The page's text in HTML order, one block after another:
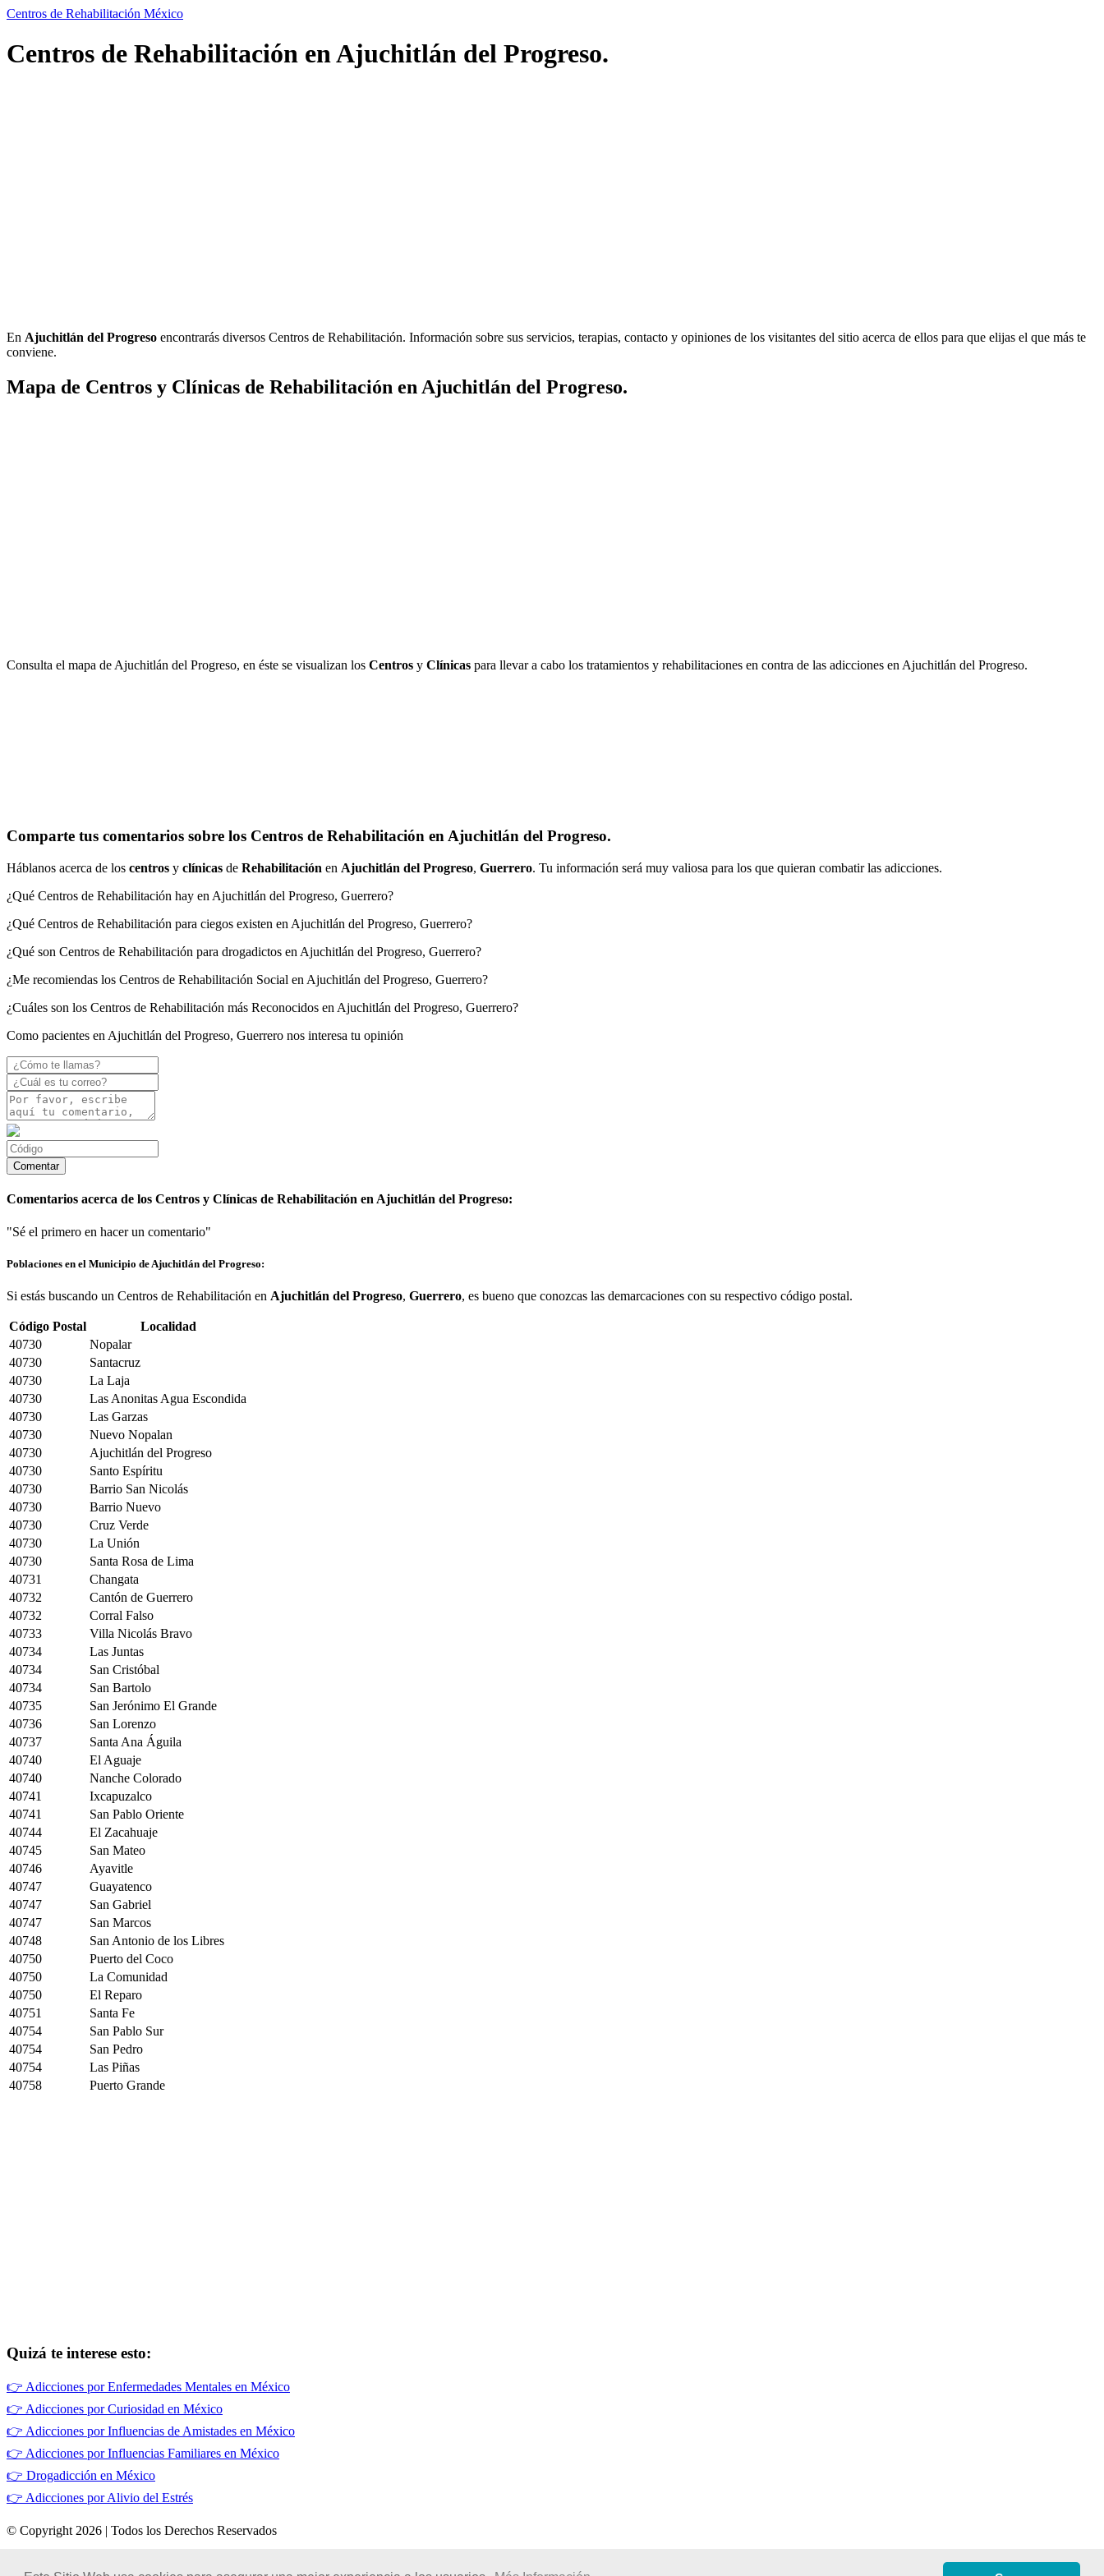
Centros de Rehabilitación México
Centros de Rehabilitación en Ajuchitlán del Progreso.
En Ajuchitlán del Progreso encontrarás diversos Centros de Rehabilitación. Información sobre sus servicios, terapias, contacto y opiniones de los visitantes del sitio acerca de ellos para que elijas el que más te
conviene.
Mapa de Centros y Clínicas de Rehabilitación en Ajuchitlán del Progreso.
Consulta el mapa de Ajuchitlán del Progreso, en éste se visualizan los Centros y Clínicas para llevar a cabo los tratamientos y rehabilitaciones en contra de las adicciones en Ajuchitlán del Progreso.
Comparte tus comentarios sobre los Centros de Rehabilitación en Ajuchitlán del Progreso.
Háblanos acerca de los centros y clínicas de Rehabilitación en Ajuchitlán del Progreso, Guerrero. Tu información será muy valiosa para los que quieran combatir las adicciones.
¿Qué Centros de Rehabilitación hay en Ajuchitlán del Progreso, Guerrero?
¿Qué Centros de Rehabilitación para ciegos existen en Ajuchitlán del Progreso, Guerrero?
¿Qué son Centros de Rehabilitación para drogadictos en Ajuchitlán del Progreso, Guerrero?
¿Me recomiendas los Centros de Rehabilitación Social en Ajuchitlán del Progreso, Guerrero?
¿Cuáles son los Centros de Rehabilitación más Reconocidos en Ajuchitlán del Progreso, Guerrero?
Como pacientes en Ajuchitlán del Progreso, Guerrero nos interesa tu opinión
Comentarios acerca de los Centros y Clínicas de Rehabilitación en Ajuchitlán del Progreso:
"Sé el primero en hacer un comentario"
Poblaciones en el Municipio de Ajuchitlán del Progreso:
Si estás buscando un Centros de Rehabilitación en Ajuchitlán del Progreso, Guerrero, es bueno que conozcas las demarcaciones con su respectivo código postal.
Código Postal
Localidad
40730
Nopalar
40730
Santacruz
40730
La Laja
40730
Las Anonitas Agua Escondida
40730
Las Garzas
40730
Nuevo Nopalan
40730
Ajuchitlán del Progreso
40730
Santo Espíritu
40730
Barrio San Nicolás
40730
Barrio Nuevo
40730
Cruz Verde
40730
La Unión
40730
Santa Rosa de Lima
40731
Changata
40732
Cantón de Guerrero
40732
Corral Falso
40733
Villa Nicolás Bravo
40734
Las Juntas
40734
San Cristóbal
40734
San Bartolo
40735
San Jerónimo El Grande
40736
San Lorenzo
40737
Santa Ana Águila
40740
El Aguaje
40740
Nanche Colorado
40741
Ixcapuzalco
40741
San Pablo Oriente
40744
El Zacahuaje
40745
San Mateo
40746
Ayavitle
40747
Guayatenco
40747
San Gabriel
40747
San Marcos
40748
San Antonio de los Libres
40750
Puerto del Coco
40750
La Comunidad
40750
El Reparo
40751
Santa Fe
40754
San Pablo Sur
40754
San Pedro
40754
Las Piñas
40758
Puerto Grande
Quizá te interese esto:
👉 Adicciones por Enfermedades Mentales en México
👉 Adicciones por Curiosidad en México
👉 Adicciones por Influencias de Amistades en México
👉 Adicciones por Influencias Familiares en México
👉 Drogadicción en México
👉 Adicciones por Alivio del Estrés
© Copyright 2026 | Todos los Derechos Reservados